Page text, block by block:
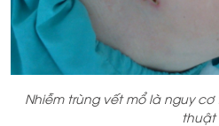
Nhiễm trùng vết mổ là nguy
thuật